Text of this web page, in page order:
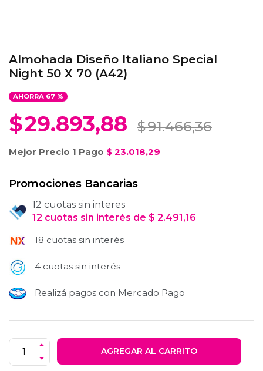
Almohada Diseño Italiano Special
Night 50 X 70 (A42)
AHORRA 67%
$29.893,88 $91.466,36
Mejor Precio 1 Pago $ 23.018,29
Promociones Bancarias
12 cuotas sin interes
12 cuotas sin interés de $ 2.491,16
18 cuotas sin interés
4 cuotas sin interés
Realizá pagos con Mercado Pago
AGREGAR AL CARRITO